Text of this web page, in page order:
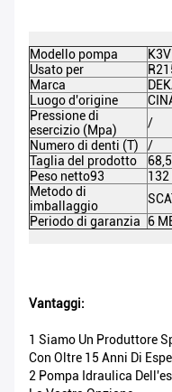
Modello pompa
Usato per
Marca
Luogo d'origine
Pressione di
esercizio (Mpa)
/
Numero di denti (T)
/
Taglia del prodotto
Peso netto93
132
Metodo di
imballaggio
Periodo di garanzia
6
Vantaggi:
1 Siamo Un Produttore
Con Oltre 15 Anni Di
2 Pompa Idraulica